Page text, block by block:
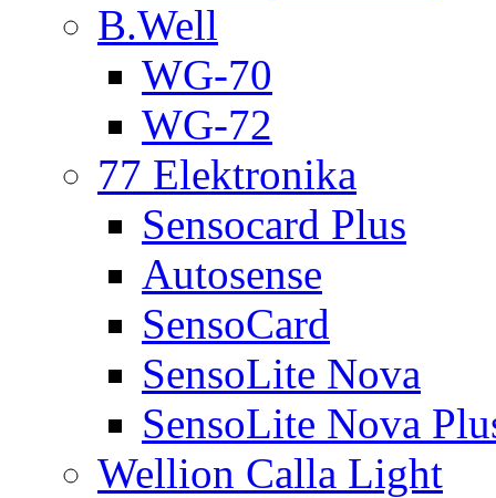
B.Well
WG-70
WG-72
77 Elektronika
Sensocard Plus
Autosense
SensoCard
SensoLite Nova
SensoLite Nova
Wellion Calla Light